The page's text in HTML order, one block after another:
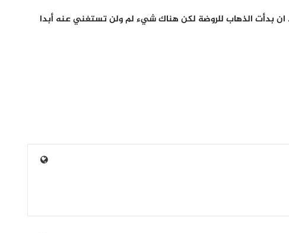
ان بدأت الذهاب للروضة لكن هناك شيء لم ولن تستغني عنه أبدا